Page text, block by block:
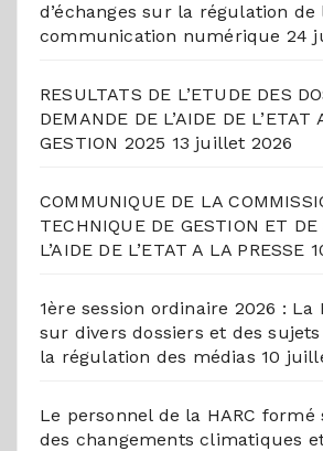
d’échanges sur la régulation de
communication numérique 24
RESULTATS DE L’ETUDE DES
DEMANDE DE L’AIDE DE L’ETAT
GESTION 2025 13 juillet 2026
COMMUNIQUE DE LA
TECHNIQUE DE GESTION ET
L’AIDE DE L’ETAT A LA PRESSE
1ère session ordinaire 2026 : La
sur divers dossiers et des
la régulation des médias 10
Le personnel de la HARC
des changements climatiques